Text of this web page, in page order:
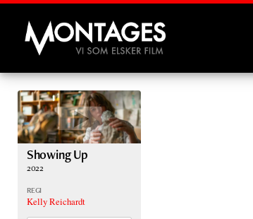
Montages
Showing Up
2022
REGI
Kelly Reichardt